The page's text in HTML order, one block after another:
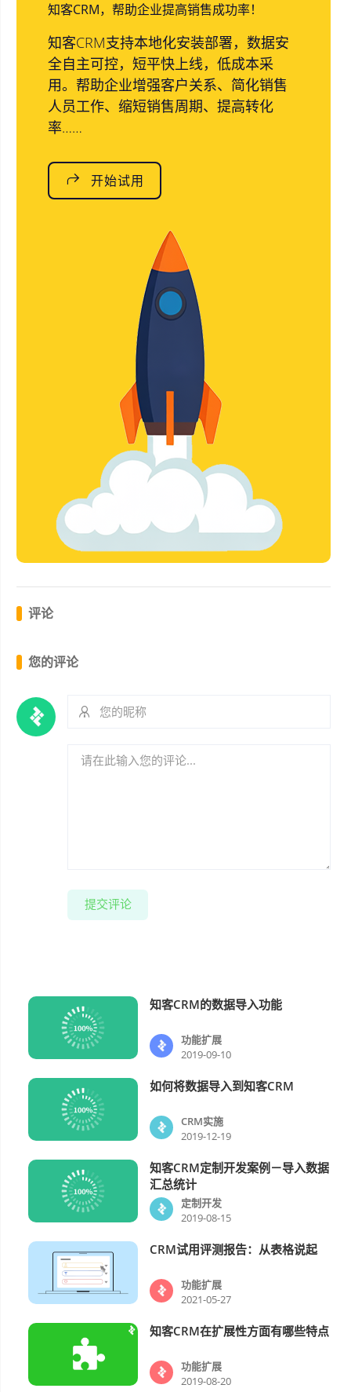
知客CRM，帮助企业提高销售成功率！
知客CRM支持本地化安装部署，数据安
全自主可控，短平快上线，低成本采
用。帮助企业增强客户关系、简化销售
人员工作、缩短销售周期、提高转化
率……
开始试用
评论
您的评论
提交评论
知客CRM的数据导入功能
功能扩展
2019-09-10
如何将数据导入到知客CRM
CRM实施
2019-12-19
知客CRM定制开发案例－导入数据
汇总统计
定制开发
2019-08-15
功能扩展 CRM试用评测报告：从表格说起
功能扩展
2021-05-27
知客CRM在扩展性方面有哪些特点
功能扩展
2019-08-20